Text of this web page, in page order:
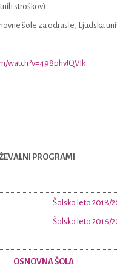
stroškov).
šole za odrasle, Ljudska
watch?v=498phvJQVIk
PROGRAMI
Šolsko leto 2018/
Šolsko leto 2016/
OSNOVNA ŠOLA